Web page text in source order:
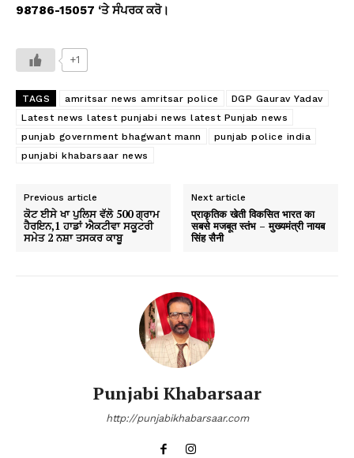
98786-15057 ‘ਤੇ ਸੰਪਰਕ ਕਰੋ।
+1
TAGS amritsar news amritsar police
DGP Gaurav Yadav
Latest news latest punjabi news latest Punjab news
punjab government bhagwant mann
punjab police india
punjabi khabarsaar news
Previous article
ਕੋਟ ਈਸੇ ਖਾ ਪੁਲਿਸ ਵੱਲੋ 500 ਗ੍ਰਾਮ
ਹੈਰਇਨ,1 ਹਾਡਾਂ ਐਕਟੀਵਾ ਸਕੂਟਰੀ
ਸਮੇਤ 2 ਨਸ਼ਾ ਤਸਕਰ ਕਾਬੂ
Next article
प्राकृतिक खेती विकसित भारत का
सबसे मजबूत स्तंभ – मुख्यमंत्री नायब
सिंह सैनी
Punjabi Khabarsaar
http://punjabikhabarsaar.com